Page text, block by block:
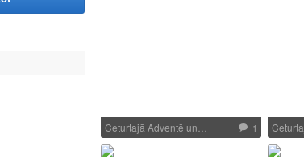
Ceturtajā Adventē un… 1